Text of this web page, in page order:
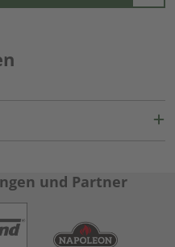
und Partner